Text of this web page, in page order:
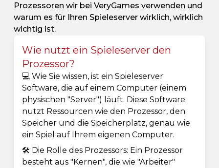
Prozessoren wir bei VeryGames verwenden und
warum es für Ihren Spieleserver wirklich, wirklich
wichtig ist.
Wie nutzt ein Spieleserver den
Prozessor?
💻 Wie Sie wissen, ist ein Spieleserver
Software, die auf einem Computer (einem
physischen "Server") läuft. Diese Software
nutzt Ressourcen wie den Prozessor, den
Speicher und die Speicherplatz, genau wie
ein Spiel auf Ihrem eigenen Computer.
🛠️ Die Rolle des Prozessors: Ein Prozessor
besteht aus "Kernen", die wie "Arbeiter"